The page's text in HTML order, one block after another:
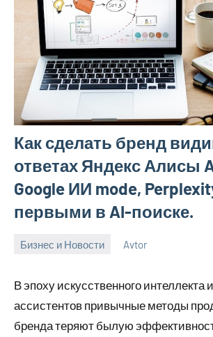
Как сделать бренд
ответах Яндекс Алисы
Google ИИ mode,
первыми в AI-поиске.
Бизнес и Новости
2026
Avtor
В эпоху искусственного интеллекта
ассистентов привычные методы
бренда теряют былую